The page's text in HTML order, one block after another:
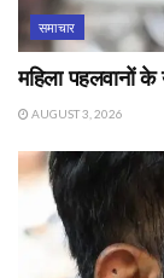
समाचार
महिला पहलवानों
AUGUST 3, 2026